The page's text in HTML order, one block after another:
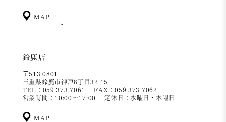
MAP
鈴鹿店
〒513-0801
三重県鈴鹿市神戸8丁目32-15
TEL：059-373-7061
FAX：059-373-7062
営業時間：10:00～17:00
定休日：水曜日・木曜日
MAP